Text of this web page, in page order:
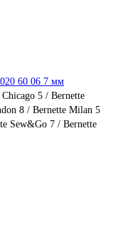
020 60 06 7 мм
Chicago 5 / Bernette
8 / Bernette Milan 5
Sew&Go 7 / Bernette